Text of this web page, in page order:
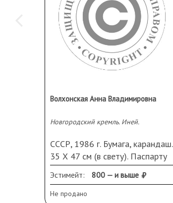
Волхонская Анна Владимировна
Новгородский кремль. Иней.
СССР, 1986 г. Бумага, карандаш.
35 Х 47 см (в свету). Паспарту
Эстимейт: 800 — и выше
Не продано